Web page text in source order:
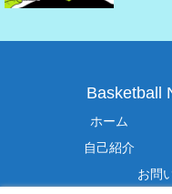
Basketball
ホーム
自己紹介
お問